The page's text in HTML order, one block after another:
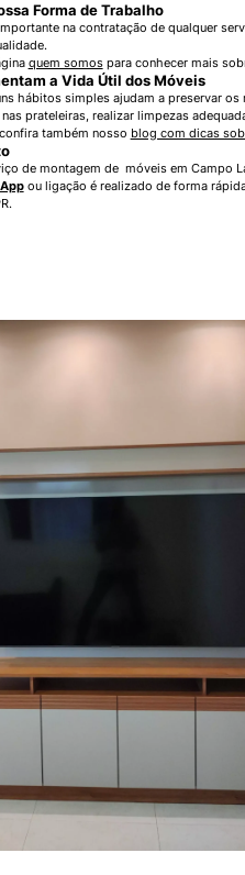
Forma de Trabalho
na contratação de qualquer
quem somospara conhecer mais
a Vida Útil dos Móveis
hábitos simples ajudam a preservar
prateleiras, realizar limpezas
também nosso blog com dicas
de montagem de móveis em Campo
ou ligação é realizado de forma